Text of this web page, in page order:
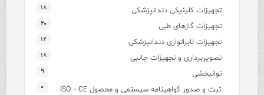
تجهیزات کلینیکی دندانپزشکی ۱۸
تجهیزات گازهای طبی ۲۰
تجهیزات لابراتواری دندانپزشکی ۱۴
تصویربرداری و تجهیزات جانبی ۱۸
توانبخشی ۹
ثبت و صدور گواهینامه سیستمی و محصول ISO - CE ۰